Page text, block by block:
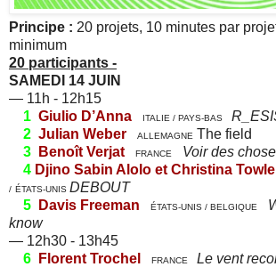
Principe : 20 projets, 10 minutes par
minimum
20 participants -
SAMEDI 14 JUIN
— 11h - 12h15
1 Giulio D’Anna ITALIE / PAYS-BAS
2 Julian Weber ALLEMAGNE The field
3
Benoît Verjat FRANCE
Voir des
4 Djino Sabin Alolo et Christina Towle
/ ÉTATS-UNIS DEBOUT
5
Davis Freeman ÉTATS-UNIS / BELGIQUE
know
— 12h30 - 13h45
6
Florent Trochel FRANCE
Le vent